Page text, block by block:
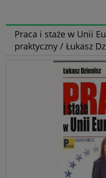
Praca i staże w Unii
praktyczny / Łukasz